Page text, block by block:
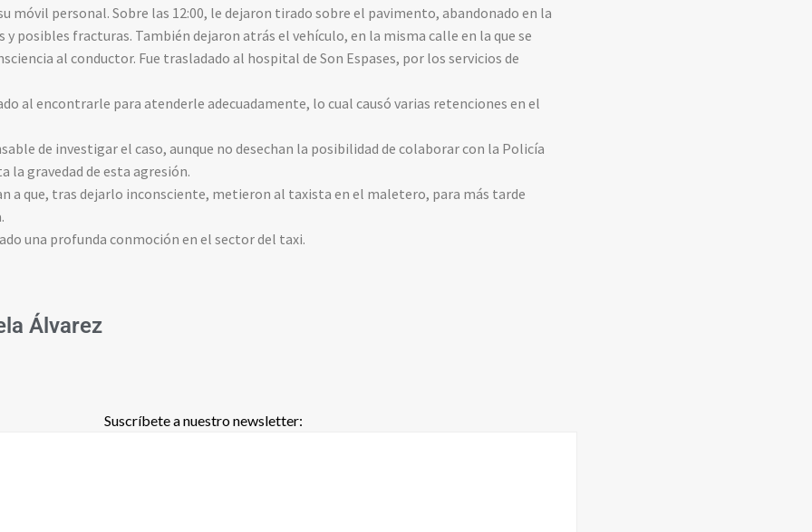
móvil personal. Sobre las 12:00, le dejaron tirado sobre el pavimento, abandonado en la
y posibles fracturas. También dejaron atrás el vehículo, en la misma calle en la que se
al conductor. Fue trasladado al hospital de Son Espases, por los servicios de
al encontrarle para atenderle adecuadamente, lo cual causó varias retenciones en el
de investigar el caso, aunque no desechan la posibilidad de colaborar con la Policía
la gravedad de esta agresión.
a que, tras dejarlo inconsciente, metieron al taxista en el maletero, para más tarde
una profunda conmoción en el sector del taxi.
Álvarez
Suscríbete a nuestro newsletter: